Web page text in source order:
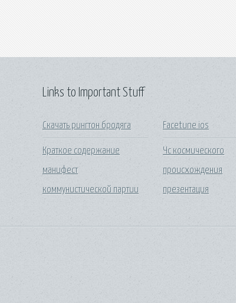
Links to Important Stuff
Скачать рингтон бродяга
Краткое содержание
манифест
коммунистической партии
Facetune ios
Чс космического
происхождения
презентация